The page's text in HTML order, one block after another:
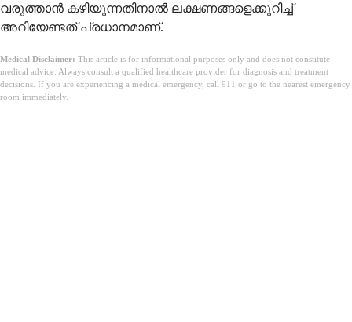
വരുത്താന്‍ കഴിയുന്നതിനാല്‍ ലക്ഷണങ്ങളെക്കുറിച്ച്
അറിയേണ്ടത് പ്രധാനമാണ്.
Medical Disclaimer: This article is for informational purposes only and does not constitute
medical advice. Always consult a qualified healthcare provider for diagnosis and treatment
decisions. If you are experiencing a medical emergency, call 911 or go to the nearest emergency
room immediately.